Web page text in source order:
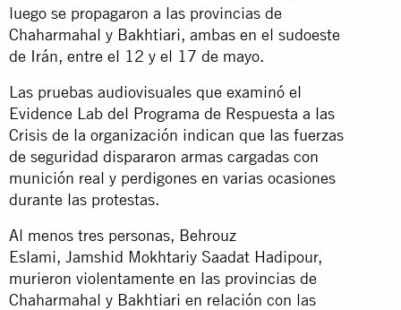
luego se propagaron a las provincias de
Chaharmahal y Bakhtiari, ambas en el sudoeste
de Irán, entre el 12 y el 17 de mayo.
Las pruebas audiovisuales que examinó el
Evidence Lab del Programa de Respuesta a las
Crisis de la organización indican que las fuerzas
de seguridad dispararon armas cargadas con
munición real y perdigones en varias ocasiones
durante las protestas.
Al menos tres personas, Behrouz
Eslami, Jamshid Mokhtariy Saadat Hadipour,
murieron violentamente en las provincias de
Chaharmahal y Bakhtiari en relación con las